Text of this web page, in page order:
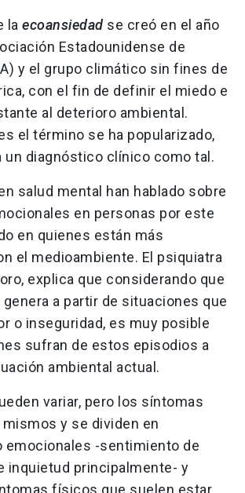
la ecoansiedad se creó en el año
Estadounidense de
y el grupo climático sin fines de
con el fin de definir el miedo e
al deterioro ambiental.
el término se ha popularizado,
un diagnóstico clínico como tal.
salud mental han hablado sobre
en personas por este
en quienes están más
el medioambiente. El psiquiatra
explica que considerando que
genera a partir de situaciones que
o inseguridad, es muy posible
sufran de estos episodios a
ambiental actual.
variar, pero los síntomas
y se dividen en
emocionales -sentimiento de
inquietud principalmente- y
físicos que suelen estar